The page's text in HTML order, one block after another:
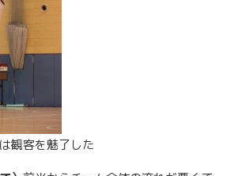
観客を魅了した